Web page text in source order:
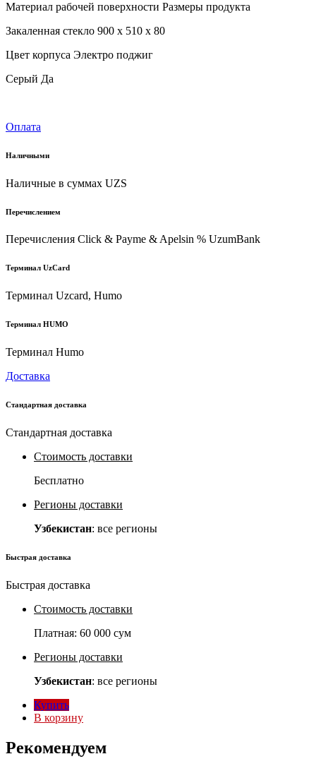
Материал рабочей поверхности Размеры продукта
Закаленная стекло 900 x 510 x 80
Цвет корпуса Электро поджиг
Серый Да
Оплата
Наличными
Наличные в суммах UZS
Перечислением
Перечисления Click & Payme & Apelsin % UzumBank
Терминал UzCard
Терминал Uzcard, Humo
Терминал HUMO
Терминал Humo
Доставка
Стандартная доставка
Стандартная доставка
Стоимость доставки
Бесплатно
Регионы доставки
Узбекистан: все регионы
Быстрая доставка
Быстрая доставка
Стоимость доставки
Платная: 60 000 сум
Регионы доставки
Узбекистан: все регионы
Купить
В корзину
Рекомендуем